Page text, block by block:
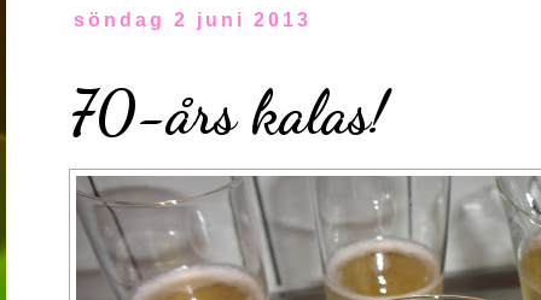
söndag 2 juni 2013
70-års kalas!